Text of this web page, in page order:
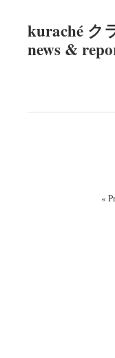
kuraché ク
news &
«